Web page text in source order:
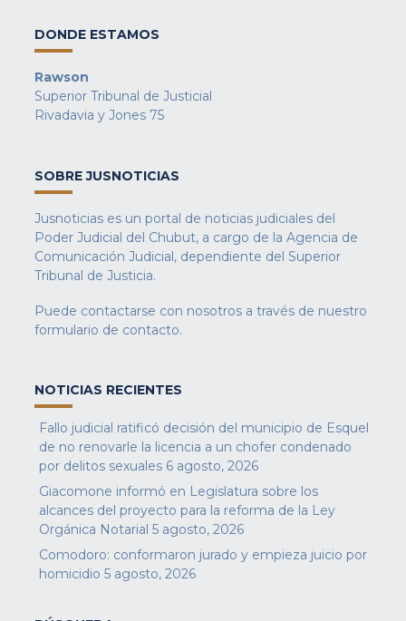
DONDE ESTAMOS
Rawson
Superior Tribunal de Justicial
Rivadavia y Jones 75
SOBRE JUSNOTICIAS
Jusnoticias es un portal de noticias judiciales del
Poder Judicial del Chubut, a cargo de la Agencia de
Comunicación Judicial, dependiente del Superior
Tribunal de Justicia.
Puede contactarse con nosotros a través de nuestro
formulario de contacto.
NOTICIAS RECIENTES
Fallo judicial ratificó decisión del municipio de Esquel
de no renovarle la licencia a un chofer condenado
por delitos sexuales 6 agosto, 2026
Giacomone informó en Legislatura sobre los
alcances del proyecto para la reforma de la Ley
Orgánica Notarial 5 agosto, 2026
Comodoro: conformaron jurado y empieza juicio por
homicidio 5 agosto, 2026